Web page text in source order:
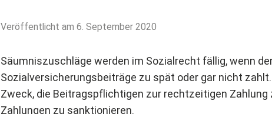
Veröffentlicht am 6. September 2020
Säumniszuschläge werden im Sozialrecht fällig, wenn
Sozialversicherungsbeiträge zu spät oder gar nicht
Zweck, die Beitragspflichtigen zur rechtzeitigen
Zahlungen zu sanktionieren.